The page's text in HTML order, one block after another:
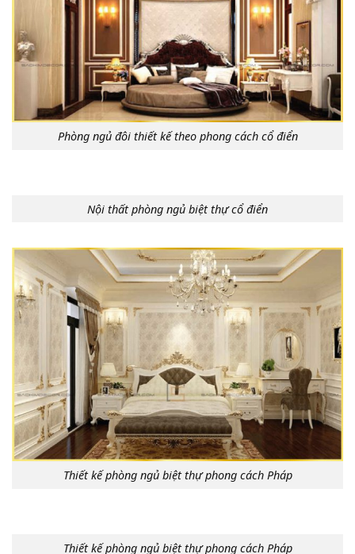
Phòng ngủ đôi thiết kế theo phong cách cổ điển
Nội thất phòng ngủ biệt thự cổ điển
Thiết kế phòng ngủ biệt thự phong cách Pháp
Thiết kế phòng ngủ biệt thự phong cách Pháp